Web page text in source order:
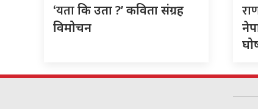
‘यताकि उता ?’ कविता संग्रह
विमोचन